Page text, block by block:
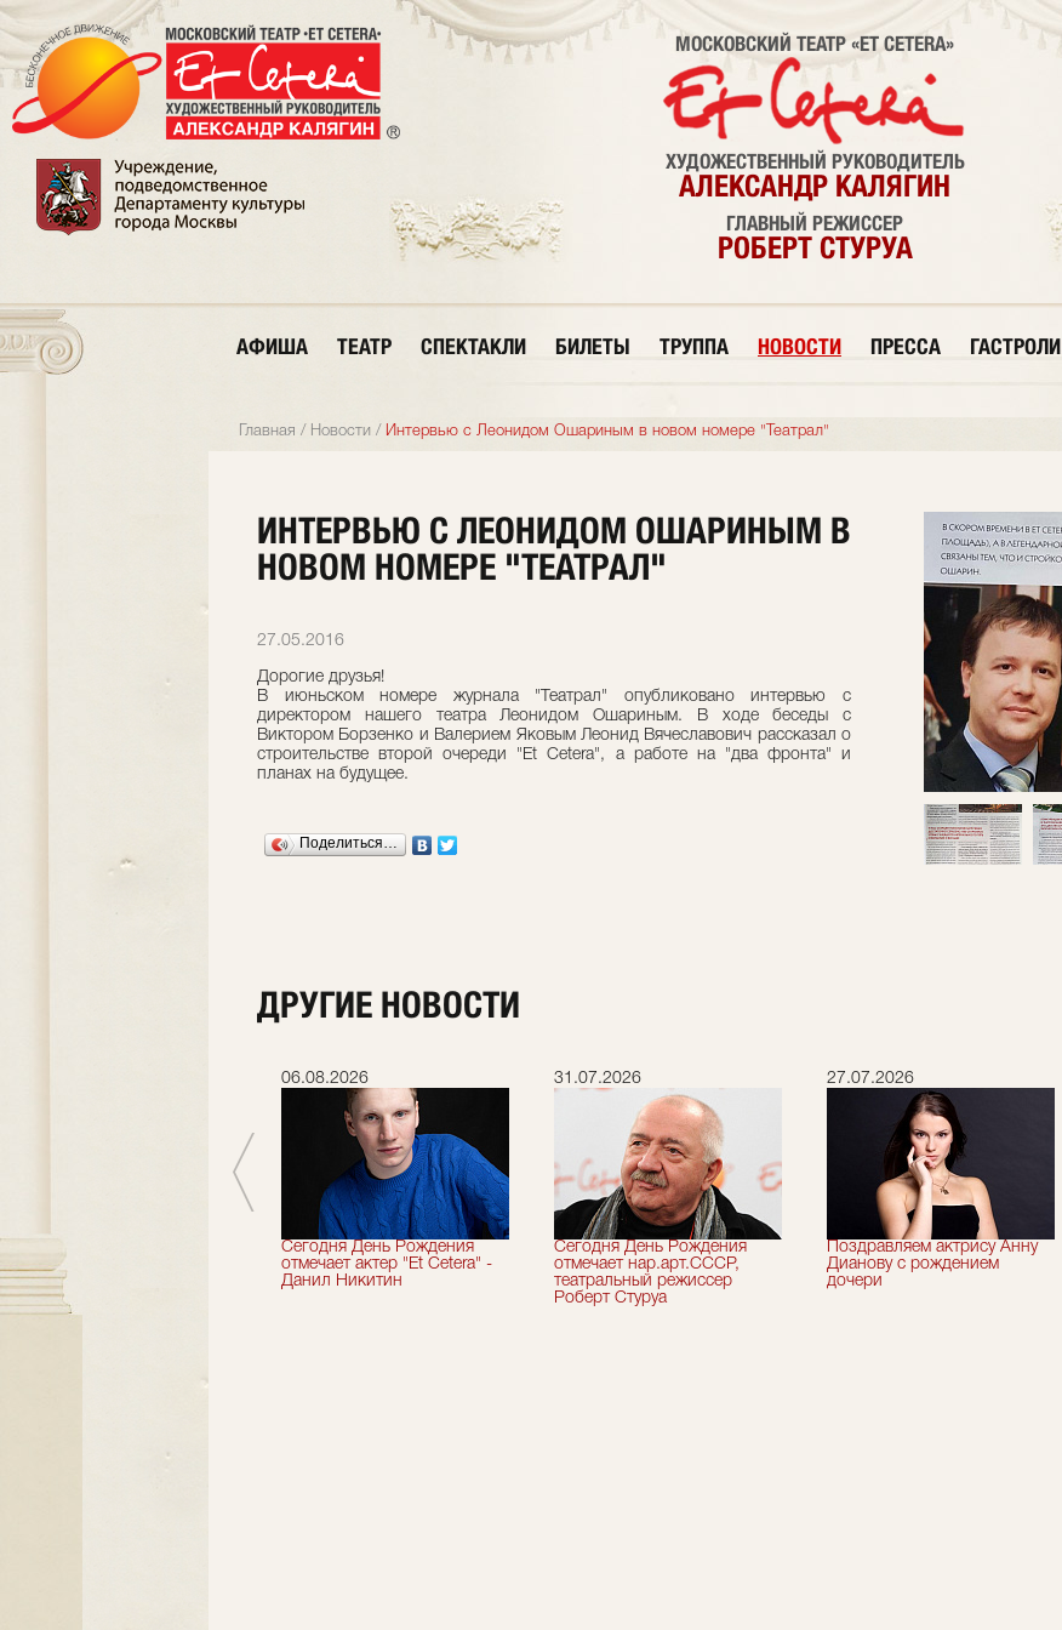
МОСКОВСКИЙ ТЕАТР «ET CETERA»
ХУДОЖЕСТВЕННЫЙ РУКОВОДИТЕЛЬ
АЛЕКСАНДР КАЛЯГИН
ГЛАВНЫЙ РЕЖИССЕР
РОБЕРТ СТУРУА
АФИША ТЕАТР СПЕКТАКЛИ БИЛЕТЫ ТРУППА НОВОСТИ ПРЕССА ГАСТРОЛИ
Главная / Новости / Интервью с Леонидом Ошариным в новом номере "Театрал"
ИНТЕРВЬЮ С ЛЕОНИДОМ ОШАРИНЫМ В
НОВОМ НОМЕРЕ "ТЕАТРАЛ"
27.05.2016
Дорогие друзья!
В июньском номере журнала "Театрал" опубликовано интервью с
директором нашего театра Леонидом Ошариным. В ходе беседы с
Виктором Борзенко и Валерием Яковым Леонид Вячеславович рассказал о
строительстве второй очереди "Et Cetera", а работе на "два фронта" и
планах на будущее.
Поделиться…
ДРУГИЕ НОВОСТИ
театральный сезон!
06.08.2026
Сегодня День Рождения
отмечает актер "Et Cetera" -
Данил Никитин
31.07.2026
Сегодня День Рождения
отмечает нар.арт.СССР,
театральный режиссер
Роберт Стуруа
27.07.2026
Поздравляем актрису Анну
Дианову с рождением
дочери